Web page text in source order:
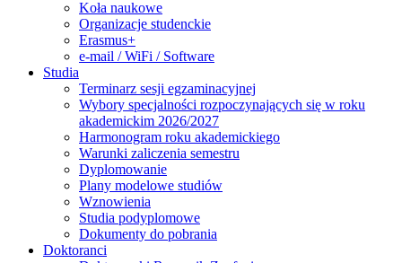
Koła naukowe
Organizacje studenckie
Erasmus+
e-mail / WiFi / Software
Studia
Terminarz sesji egzaminacyjnej
Wybory specjalności rozpoczynających się w roku
akademickim 2026/2027
Harmonogram roku akademickiego
Warunki zaliczenia semestru
Dyplomowanie
Plany modelowe studiów
Wznowienia
Studia podyplomowe
Dokumenty do pobrania
Doktoranci